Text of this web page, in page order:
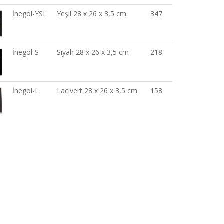
İnegöl-YSL Yeşil 28 x 26 x 3,5 cm 347
İnegöl-S Siyah 28 x 26 x 3,5 cm 218
İnegöl-L Lacivert 28 x 26 x 3,5 cm 158